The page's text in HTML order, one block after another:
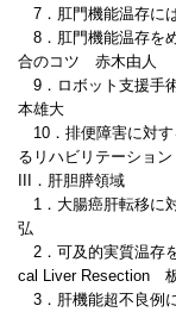
7．肛門機能温存に
8．肛門機能温存を
合のコツ 赤木由人
9．ロボット支援手
本雄大
10．排便障害に対す
るリハビリテーショ
III．肝胆膵領域
1．大腸癌肝転移に
弘
2．可及的実質温存
cal Liver Resection
3．肝機能超不良例